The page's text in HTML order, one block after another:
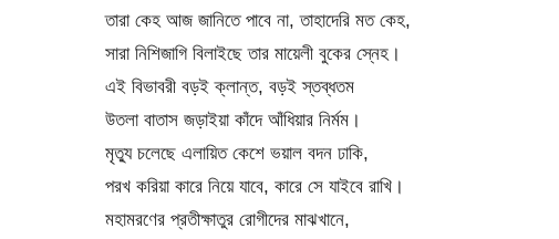
তারা কেহ আজ জানিতে পাবে না, তাহাদেরি মত কেহ,
সারা নিশিজাগি বিলাইছে তার মায়েলী বুকের স্নেহ।
এই বিভাবরী বড়ই ক্লান্ত, বড়ই স্তব্ধতম
উতলা বাতাস জড়াইয়া কাঁদে আঁধিয়ার নির্মম।
মৃত্যু চলেছে এলায়িত কেশে ভয়াল বদন ঢাকি,
পরখ করিয়া কারে নিয়ে যাবে, কারে সে যাইবে রাখি।
মহামরণের প্রতীক্ষাতুর রোগীদের মাঝখানে,